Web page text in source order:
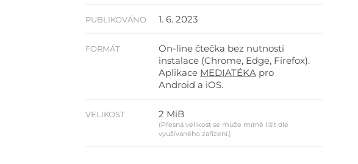
PUBLIKOVÁNO 1. 6. 2023
FORMÁT
On-line čtečka bez nutnosti
instalace (Chrome, Edge, Firefox).
Aplikace MEDIATÉKA pro
Android a iOS.
VELIKOST 2 MiB
(Přesná velikost se může mírně lišit dle
využívaného zařízení.)